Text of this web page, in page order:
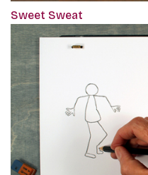
Sweet Sweat